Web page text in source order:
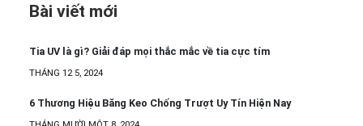
Bài viết mới
Tia UV là gì? Giải đáp mọi thắc mắc về tia cực tím
THÁNG 12 5, 2024
6 Thương Hiệu Băng Keo Chống Trượt Uy Tín Hiện Nay